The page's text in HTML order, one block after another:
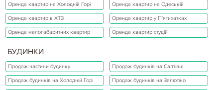
Оренда квартир на Холодній Горі Оренда квартир на Одеській
Оренда квартир в ХТЗ Оренда квартир у П'ятихатках
Оренда малогабаритних квартир Оренда квартир студій
БУДИНКИ
Продаж частини будинку Продаж будинків на Салтівці
Продаж будинків на Холодній Горі Продаж будинків на Залютіно